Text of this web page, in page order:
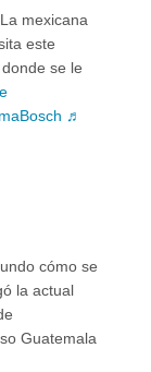
mexicana
este
se le
♬
cómo se
la actual
Guatemala